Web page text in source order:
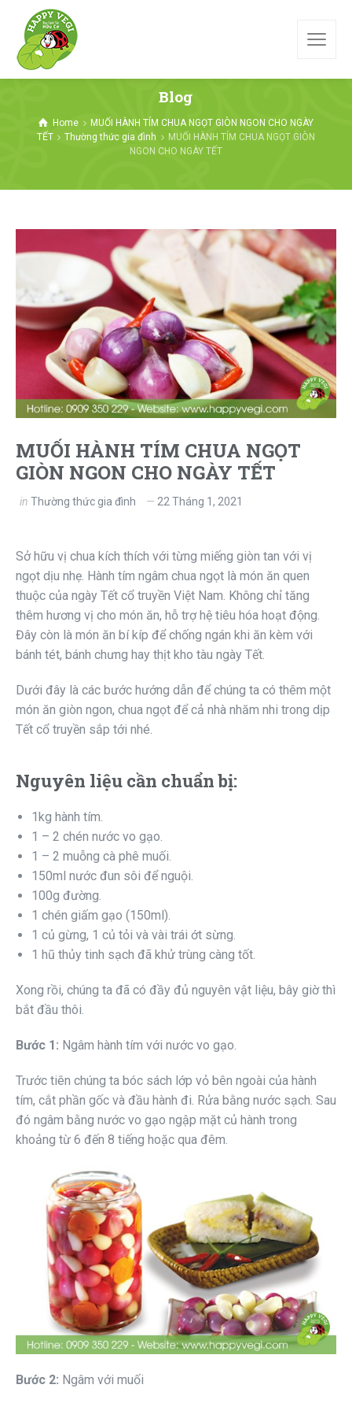
Blog
Home
MUỐI HÀNH TÍM CHUA NGỌT GIÒN NGON CHO NGÀY
TẾT
Thường thức gia đình
MUỐI HÀNH TÍM CHUA NGỌT GIÒN
NGON CHO NGÀY TẾT
MUỐI HÀNH TÍM CHUA NGỌT
GIÒN NGON CHO NGÀY TẾT
in Thường thức gia đình 22 Tháng 1, 2021
Sở hữu vị chua kích thích với từng miếng giòn tan với vị
ngọt dịu nhẹ. Hành tím ngâm chua ngọt là món ăn quen
thuộc của ngày Tết cổ truyền Việt Nam. Không chỉ tăng
thêm hương vị cho món ăn, hỗ trợ hệ tiêu hóa hoạt động.
Đây còn là món ăn bí kíp để chống ngán khi ăn kèm với
bánh tét, bánh chưng hay thịt kho tàu ngày Tết.
Dưới đây là các bước hướng dẫn để chúng ta có thêm một
món ăn giòn ngon, chua ngọt để cả nhà nhăm nhi trong dịp
Tết cổ truyền sắp tới nhé.
Nguyên liệu cần chuẩn bị:
1kg hành tím.
1 – 2 chén nước vo gạo.
1 – 2 muỗng cà phê muối.
150ml nước đun sôi để nguội.
100g đường.
1 chén giấm gạo (150ml).
1 củ gừng, 1 củ tỏi và vài trái ớt sừng.
1 hũ thủy tinh sạch đã khử trùng càng tốt.
Xong rồi, chúng ta đã có đầy đủ nguyên vật liệu, bây giờ thì
bắt đầu thôi.
Bước 1: Ngâm hành tím với nước vo gạo.
Trước tiên chúng ta bóc sách lớp vỏ bên ngoài của hành
tím, cắt phần gốc và đầu hành đi. Rửa bằng nước sạch. Sau
đó ngâm bằng nước vo gạo ngập mặt củ hành trong
khoảng từ 6 đến 8 tiếng hoặc qua đêm.
Bước 2: Ngâm với muối